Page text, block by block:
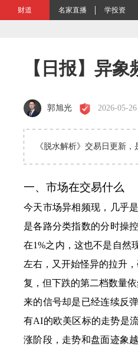
财道 名家直播 学投资
【日报】异象
郭旭光 2026-05-
《脱水解析》交易日更新
一、市场在交易什么
今天市场异相频现，几乎
是各路分类指数的分时操
在1%之内，这也不是自然
左右，又开始怪异的拉升
复，但下跌的第二档数量
来的信号却是已经连续反
有AI的欧美区标的走势是
涨阶段，走势和盘面迹象